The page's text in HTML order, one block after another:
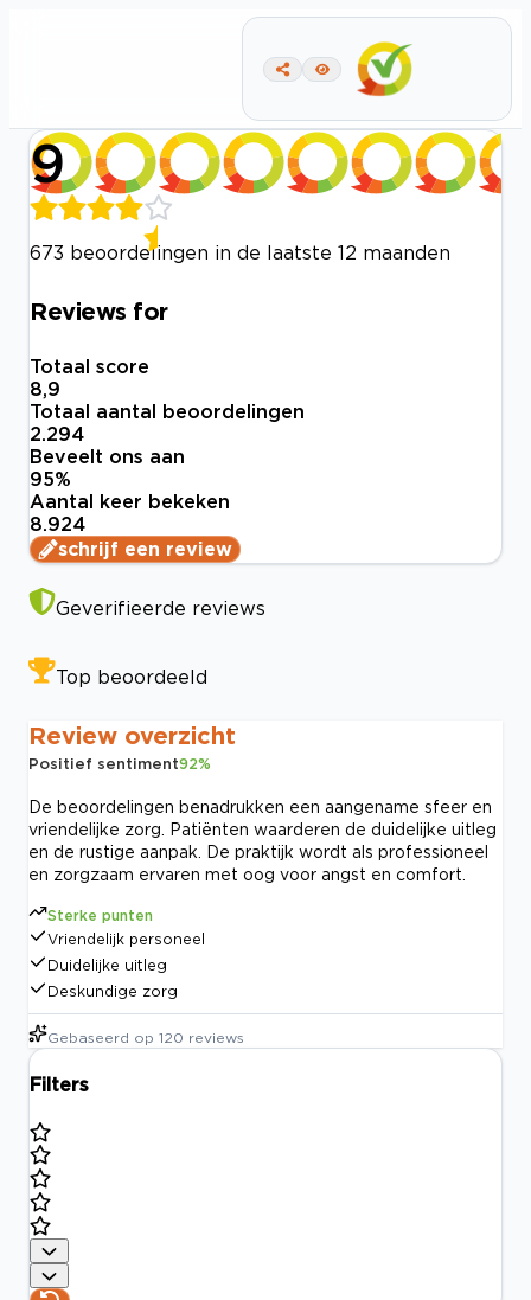
9
673 beoordelingen in de laatste 12 maanden
Reviews for
Totaal score
8,9
Totaal aantal beoordelingen
2.294
Beveelt ons aan
95%
Aantal keer bekeken
8.924
schrijf een review
Geverifieerde reviews
Top beoordeeld
Review overzicht
Positief sentiment92%
De beoordelingen benadrukken een aangename sfeer en
vriendelijke zorg. Patiënten waarderen de duidelijke uitleg
en de rustige aanpak. De praktijk wordt als professioneel
en zorgzaam ervaren met oog voor angst en comfort.
Sterke punten
Vriendelijk personeel
Duidelijke uitleg
Deskundige zorg
Gebaseerd op 120 reviews
Filters